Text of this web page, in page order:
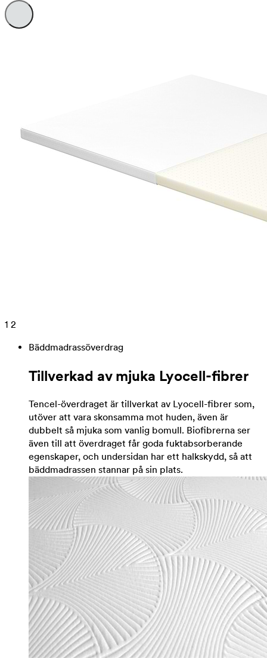
1 2
Bäddmadrassöverdrag
Tillverkad av mjuka Lyocell-fibrer
Tencel-överdraget är tillverkat av Lyocell-fibrer som,
utöver att vara skonsamma mot huden, även är
dubbelt så mjuka som vanlig bomull. Biofibrerna ser
även till att överdraget får goda fuktabsorberande
egenskaper, och undersidan har ett halkskydd, så att
bäddmadrassen stannar på sin plats.